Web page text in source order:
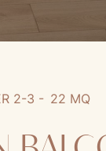
2-3 - 22 MQ